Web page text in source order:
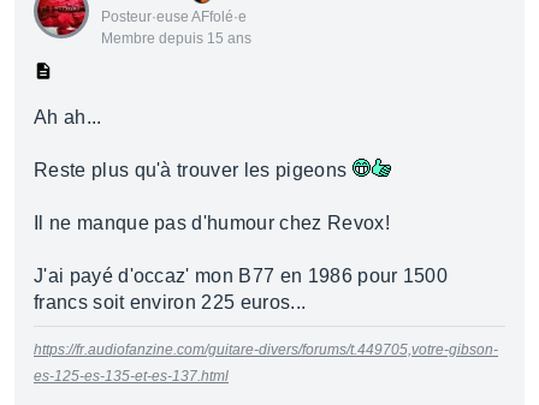
Posteur·euse AFfolé·e
Membre depuis 15 ans
Ah ah...
Reste plus qu'à trouver les pigeons
Il ne manque pas d'humour chez Revox!
J'ai payé d'occaz' mon B77 en 1986 pour 1500
francs soit environ 225 euros...
https://fr.audiofanzine.com/guitare-divers/forums/t.449705,votre-gibson-
es-125-es-135-et-es-137.html